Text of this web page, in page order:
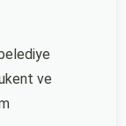
ve